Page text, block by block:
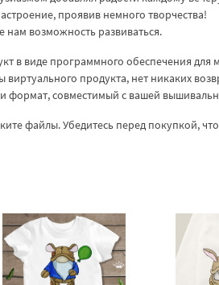
проявив немного творчества!
возможность развиваться.
в виде программного обеспечения для
продукта, нет никаких
формат, совместимый с вашей
файлы. Убедитесь перед покупкой,